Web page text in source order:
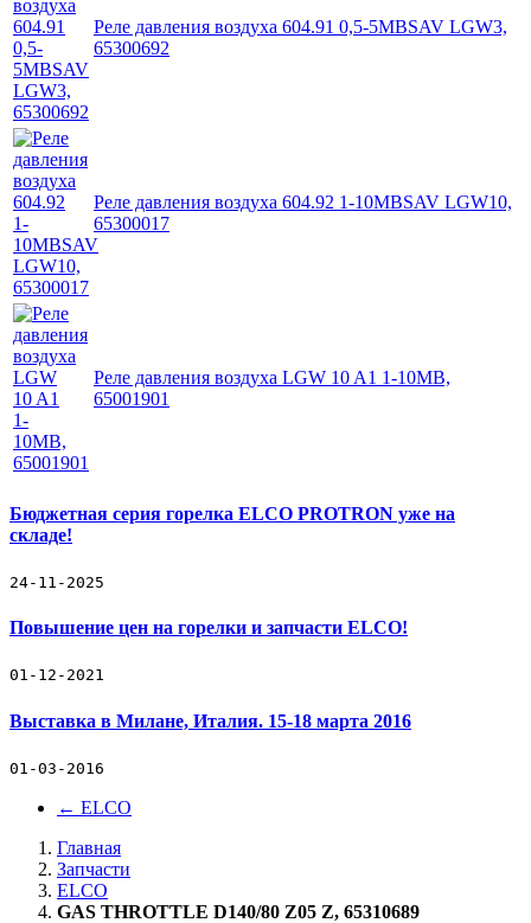
Реле давления воздуха 604.91 0,5-5MBSAV LGW3,
65300692
Реле давления воздуха 604.92 1-10MBSAV LGW10,
65300017
Реле давления воздуха LGW 10 A1 1-10MB,
65001901
Бюджетная серия горелка ELCO PROTRON уже на
складе!
24-11-2025
Повышение цен на горелки и запчасти ELCO!
01-12-2021
Выставка в Милане, Италия. 15-18 марта 2016
01-03-2016
← ELCO
Главная
Запчасти
ELCO
GAS THROTTLE D140/80 Z05 Z, 65310689